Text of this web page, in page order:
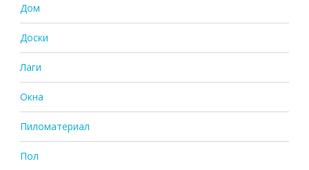
Дом
Доски
Лаги
Окна
Пиломатериал
Пол